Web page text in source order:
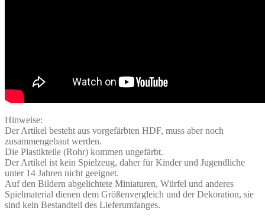
Hinweise:
Der Artikel besteht aus vorgefärbten HDF, muss aber noch
zusammengebaut werden.
Die Plastikteile (Rohr) kommen ungefärbt.
Der Artikel ist kein Spielzeug, daher für Kinder und Jugendliche
unter 14 Jahren nicht geeignet.
Auf den Bildern abgelichtete Miniaturen, Würfel und anderes
Spielmaterial dienen dem Größenvergleich und der Dekoration, sie
sind kein Bestandteil des Lieferumfanges.